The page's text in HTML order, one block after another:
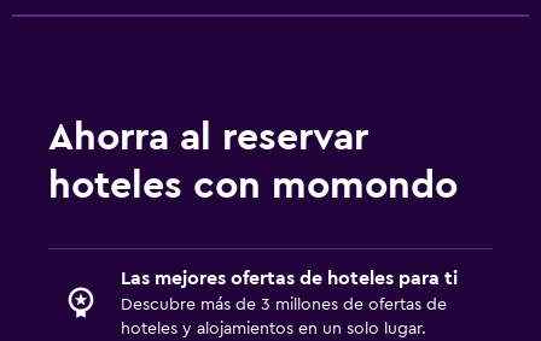
Ahorra al reservar
hoteles con momondo
Las mejores ofertas de hoteles para ti
Descubre más de 3 millones de ofertas de
hoteles y alojamientos en un solo lugar.